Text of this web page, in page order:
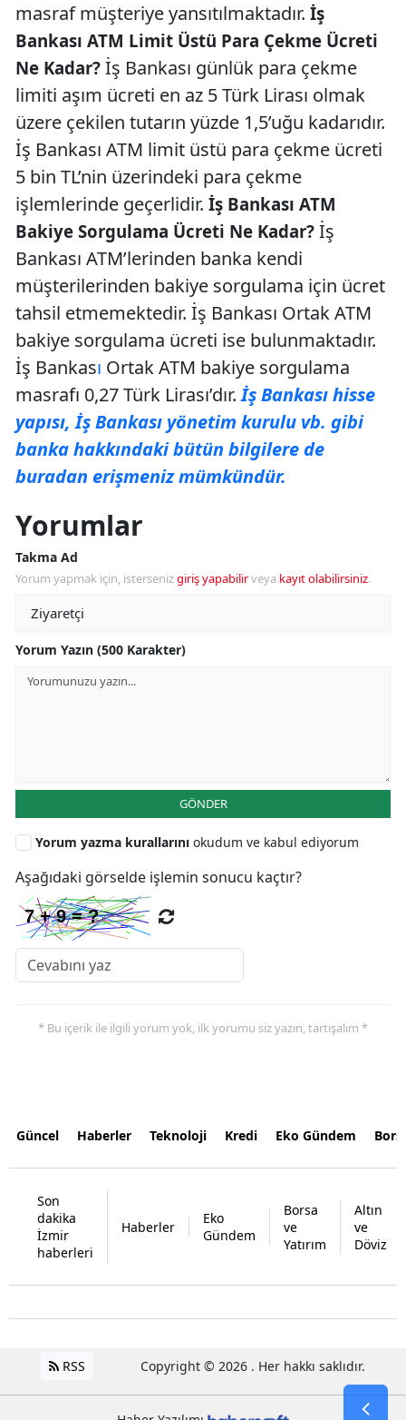
masraf müşteriye yansıtılmaktadır. İş
Bankası ATM Limit Üstü Para Çekme Ücreti
Ne Kadar? İş Bankası günlük para çekme
limiti aşım ücreti en az 5 Türk Lirası olmak
üzere çekilen tutarın yüzde 1,5’uğu kadarıdır.
İş Bankası ATM limit üstü para çekme ücreti
5 bin TL’nin üzerindeki para çekme
işlemlerinde geçerlidir. İş Bankası ATM
Bakiye Sorgulama Ücreti Ne Kadar? İş
Bankası ATM’lerinden banka kendi
müşterilerinden bakiye sorgulama için ücret
tahsil etmemektedir. İş Bankası Ortak ATM
bakiye sorgulama ücreti ise bulunmaktadır.
İş Bankası Ortak ATM bakiye sorgulama
masrafı 0,27 Türk Lirası’dır.İş Bankası hisse
yapısı, İş Bankası yönetim kurulu vb. gibi
banka hakkındaki bütün bilgilere de
buradan erişmeniz mümkündür.
Yorumlar
Takma Ad
Yorum yapmak için, istersenizgiriş yapabilirveya kayıt olabilirsiniz.
Yorum Yazın (500 Karakter)
GÖNDER
Yorum yazma kurallarını okudum ve kabul ediyorum
Aşağıdaki görselde işlemin sonucu kaçtır?
* Bu içerik ile ilgili yorum yok, ilk yorumu siz yazın, tartışalım *
Güncel Haberler Teknoloji Kredi Eko Gündem
Son
dakika
İzmir
haberleri
Haberler
Eko
Gündem
Borsa
ve
Yatırım
Altın
ve
Döviz
RSS Copyright © 2026 . Her hakkı saklıdır.